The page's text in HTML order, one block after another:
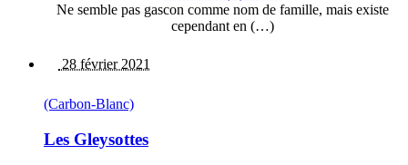
Ne semble pas gascon comme nom de famille, mais existe
cependant en (…)
28 février 2021
(Carbon-Blanc)
Les Gleysottes